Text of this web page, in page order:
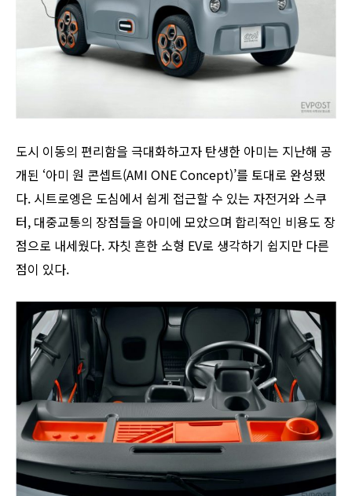
도시 이동의 편리함을 극대화하고자 탄생한 아미는 지난해 공
개된 ‘아미 원 콘셉트(AMI ONE Concept)’를 토대로 완성됐
다. 시트로엥은 도심에서 쉽게 접근할 수 있는 자전거와 스쿠
터, 대중교통의 장점들을 아미에 모았으며 합리적인 비용도 장
점으로 내세웠다. 자칫 흔한 소형 EV로 생각하기 쉽지만 다른
점이 있다.